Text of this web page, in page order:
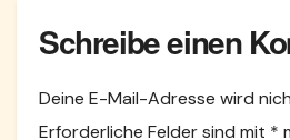
Schreibe einen
Deine E-Mail-Adresse wird
Erforderliche Felder sind mit *